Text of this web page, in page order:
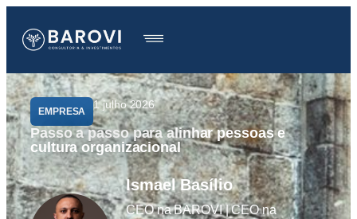
EMPRESA
1 julho 2026
Passo a passo para alinhar pessoas e
cultura organizacional
Ismael Basílio
CEO na BAROVI | CEO na